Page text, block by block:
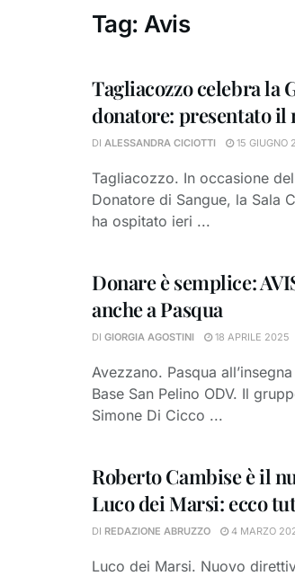
Tag: Avis
Tagliacozzo celebra la
donatore: presentato il
DI ALESSANDRA CICIOTTI 15 GIUGNO
Tagliacozzo. In occasione
Donatore di Sangue, la Sala
ha ospitato ieri ...
Donare è semplice:
anche a Pasqua
DI GIORGIA AGOSTINI 18 APRILE 2025
Avezzano. Pasqua
Base San Pelino ODV. Il
Simone Di Cicco ...
Roberto Cambise è il
Luco dei Marsi: ecco
DI REDAZIONE ABRUZZO 4 MARZO
Luco dei Marsi. Nuovo